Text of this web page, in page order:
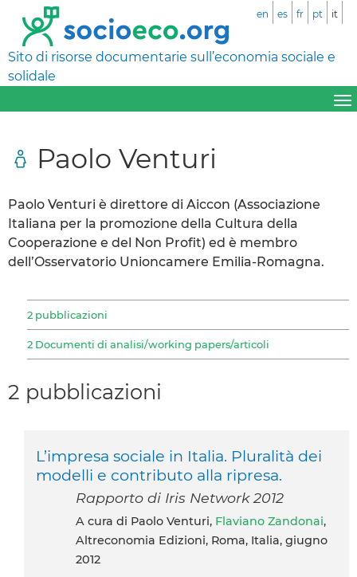
Sito di risorse documentarie sull’economia sociale e
solidale
en es fr pt it
Paolo Venturi
Paolo Venturi è direttore di Aiccon (Associazione
Italiana per la promozione della Cultura della
Cooperazione e del Non Profit) ed è membro
dell’Osservatorio Unioncamere Emilia-Romagna.
2 pubblicazioni
2 Documenti di analisi/working papers/articoli
2 pubblicazioni
L’impresa sociale in Italia. Pluralità dei
modelli e contributo alla ripresa.
Rapporto di Iris Network 2012
A cura di Paolo Venturi, Flaviano Zandonai,
Altreconomia Edizioni, Roma, Italia, giugno
2012